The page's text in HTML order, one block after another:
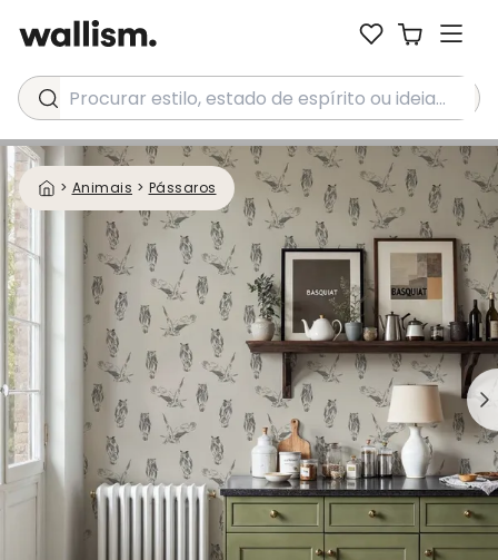
Procurar estilo, estado de espírito ou ideia...
> Animais > Pássaros